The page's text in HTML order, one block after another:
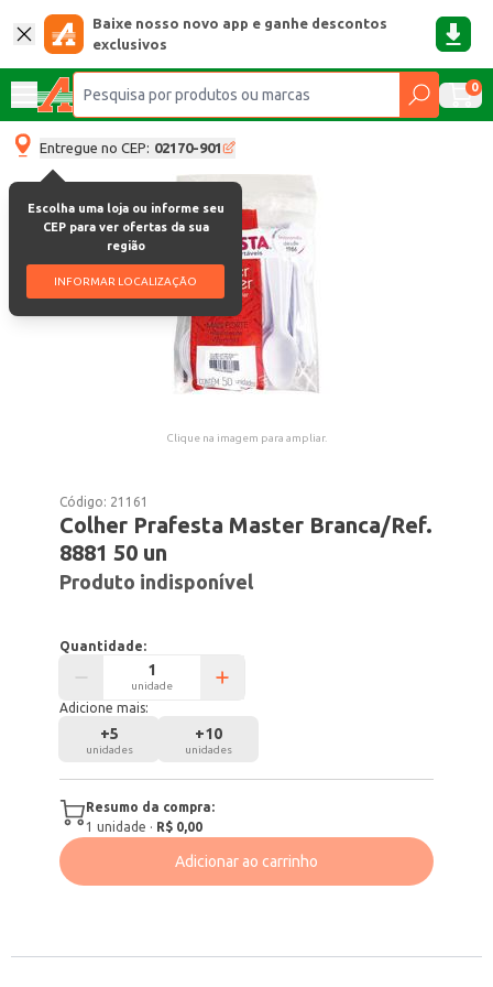
Baixe nosso novo app e ganhe descontos
exclusivos
0
Entregue no CEP: 02170-901
Escolha uma loja ou informe seu
CEP para ver ofertas da sua
região
INFORMAR LOCALIZAÇÃO
Clique na imagem para ampliar.
Código: 21161
Colher Prafesta Master Branca/Ref.
8881 50 un
Produto indisponível
Quantidade:
unidade
Adicione mais:
+5
unidades
+10
unidades
Resumo da compra:
1 unidade · R$ 0,00
Adicionar ao carrinho